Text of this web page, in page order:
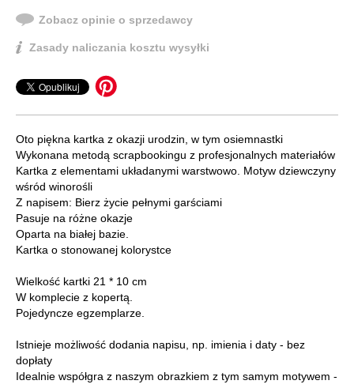
Zobacz opinie o sprzedawcy
Zasady naliczania kosztu wysyłki
Oto piękna kartka z okazji urodzin, w tym osiemnastki
Wykonana metodą scrapbookingu z profesjonalnych materiałów
Kartka z elementami układanymi warstwowo. Motyw dziewczyny
wśród winorośli
Z napisem: Bierz życie pełnymi garściami
Pasuje na różne okazje
Oparta na białej bazie.
Kartka o stonowanej kolorystce
Wielkość kartki 21 * 10 cm
W komplecie z kopertą.
Pojedyncze egzemplarze.
Istnieje możliwość dodania napisu, np. imienia i daty - bez
dopłaty
Idealnie współgra z naszym obrazkiem z tym samym motywem -